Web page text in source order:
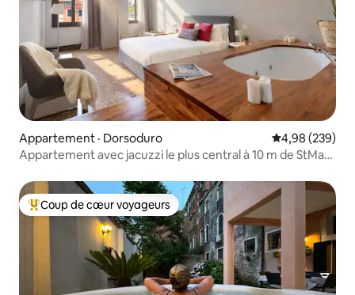
Appartement · Dorsoduro Note
4,98 (239)
Appartement avec jacuzzi le plus central à 10 m de StMark
Coup de cœur voyageurs parmi les plus aimés
Coup de cœur voyageurs